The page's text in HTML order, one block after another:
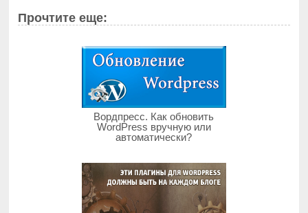
Прочтите еще:
Вордпресс. Как обновить
WordPress вручную или
автоматически?